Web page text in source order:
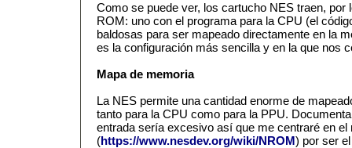
Como se puede ver, los cartucho NES traen, por
ROM: uno con el programa para la CPU (el
baldosas para ser mapeado directamente en la
es la configuración más sencilla y en la que nos
Mapa de memoria
La NES permite una cantidad enorme de
tanto para la CPU como para la PPU.
entrada sería excesivo así que me centraré en
(https://www.nesdev.org/wiki/NROM) por ser